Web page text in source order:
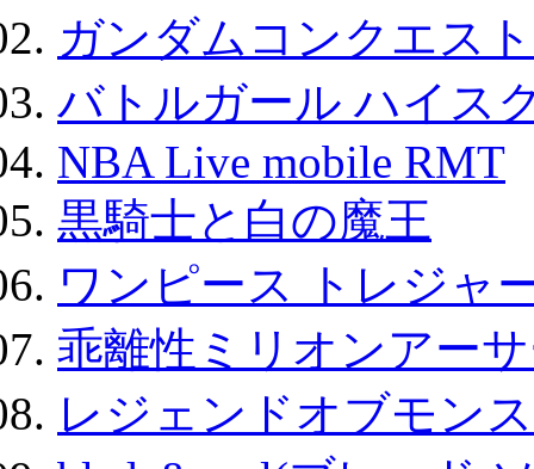
ガンダムコンクエスト
バトルガール ハイス
NBA Live mobile RMT
黒騎士と白の魔王
ワンピース トレジャ
乖離性ミリオンアー
レジェンドオブモン